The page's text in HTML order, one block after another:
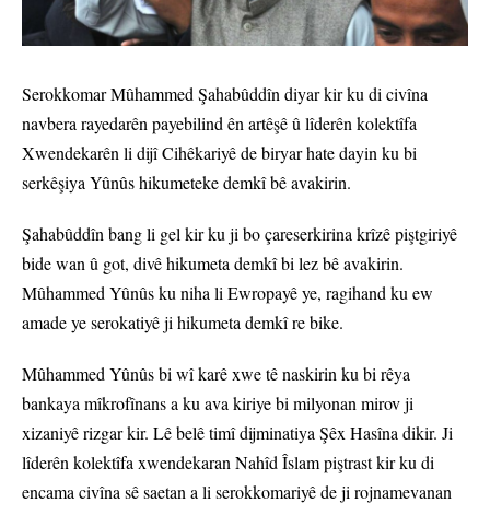
Serokkomar Mûhammed Şahabûddîn diyar kir ku di civîna
navbera rayedarên payebilind ên artêşê û lîderên kolektîfa
Xwendekarên li dijî Cihêkariyê de biryar hate dayin ku bi
serkêşiya Yûnûs hikumeteke demkî bê avakirin.
Şahabûddîn bang li gel kir ku ji bo çareserkirina krîzê piştgiriyê
bide wan û got, divê hikumeta demkî bi lez bê avakirin.
Mûhammed Yûnûs ku niha li Ewropayê ye, ragihand ku ew
amade ye serokatiyê ji hikumeta demkî re bike.
Mûhammed Yûnûs bi wî karê xwe tê naskirin ku bi rêya
bankaya mîkrofînans a ku ava kiriye bi milyonan mirov ji
xizaniyê rizgar kir. Lê belê timî dijminatiya Şêx Hasîna dikir. Ji
lîderên kolektîfa xwendekaran Nahîd Îslam piştrast kir ku di
encama civîna sê saetan a li serokkomariyê de ji rojnamevanan